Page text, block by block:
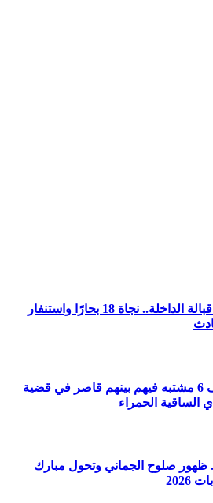
غرق مركب الصيد “أمانة” قبالة الداخلة.. نجاة 18 بحارًا واستنفار
جريمة هزت العيون.. توقيف 6 مشتبه فيهم بينهم قاصر في قضية
الساقية الحمراء
ظهور صلوح الجماني وتحول مبارك